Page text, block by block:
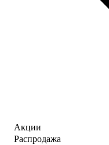
Акции
Распродажа